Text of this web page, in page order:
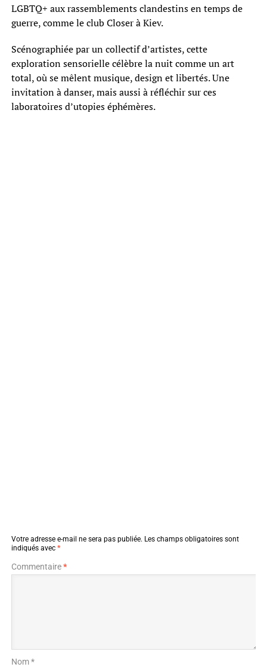
LGBTQ+ aux rassemblements clandestins en temps de
guerre, comme le club Closer à Kiev.
Scénographiée par un collectif d’artistes, cette
exploration sensorielle célèbre la nuit comme un art
total, où se mêlent musique, design et libertés. Une
invitation à danser, mais aussi à réfléchir sur ces
laboratoires d’utopies éphémères.
Votre adresse e-mail ne sera pas publiée. Les champs obligatoires sont
indiqués avec *
Commentaire*
Nom *